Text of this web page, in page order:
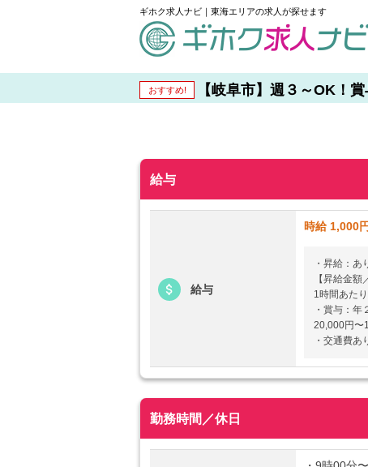
ギホク求人ナビ｜東海エリアの求人が探せます
おすすめ! 【岐阜市】週３～OK！
給与
給与
時給 1,000
・昇給：あ
【昇給金額
1時間あた
・賞与：年
20,000円〜
・交通費あ
勤務時間／休日